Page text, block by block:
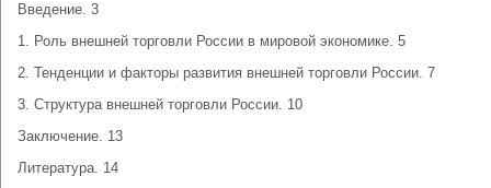
Введение. 3
1. Роль внешней торговли России в мировой экономике. 5
2. Тенденции и факторы развития внешней торговли России. 7
3. Структура внешней торговли России. 10
Заключение. 13
Литература. 14